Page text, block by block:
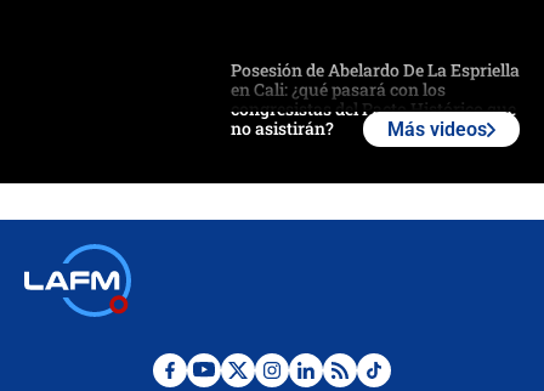
Posesión de Abelardo De La Espriella
en Cali: ¿qué pasará con los
congresistas del Pacto Histórico que
no asistirán?
¿Por qué De la Espriella gobernará
Más videos